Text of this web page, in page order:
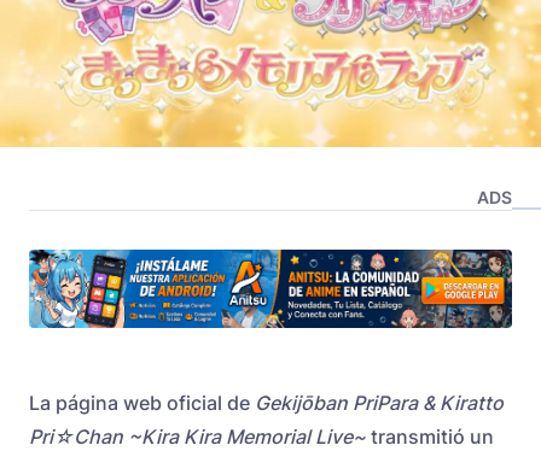
ADS
La página web oficial de Gekijōban PriPara & Kiratto
Pri☆Chan ~Kira Kira Memorial Live~ transmitió un